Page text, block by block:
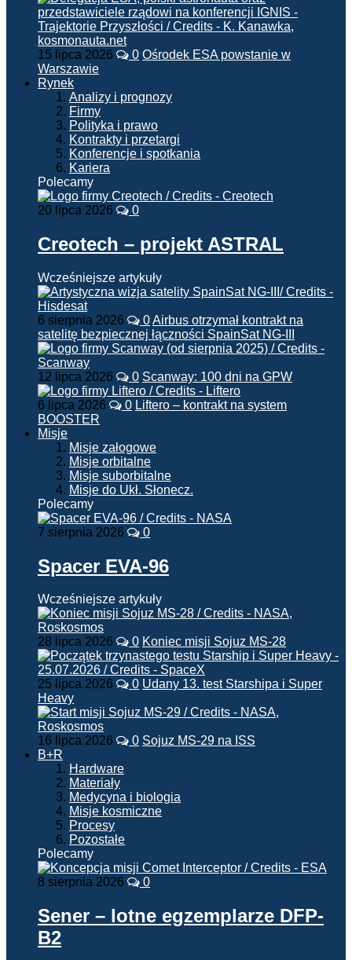
15 lipca 2026 0 Ośrodek ESA powstanie w
Warszawie
Rynek
Analizy i prognozy
Firmy
Polityka i prawo
Kontrakty i przetargi
Konferencje i spotkania
Kariera
Polecamy
20 lipca 2026 0
Creotech – projekt ASTRAL
Wcześniejsze artykuły
6 sierpnia 2026 0Airbus otrzymał kontrakt na
satelitę bezpiecznej łączności SpainSat NG-III
12 lipca 2026 0 Scanway: 100 dni na GPW
6 lipca 2026 0 Liftero – kontrakt na system
BOOSTER
Misje
Misje załogowe
Misje orbitalne
Misje suborbitalne
Misje do Ukł. Słonecz.
Polecamy
7 sierpnia 2026 0
Spacer EVA-96
Wcześniejsze artykuły
28 lipca 2026 0 Koniec misji Sojuz MS-28
25 lipca 2026 0 Udany 13. test Starshipa i Super
Heavy
16 lipca 2026 0 Sojuz MS-29 na ISS
B+R
Hardware
Materiały
Medycyna i biologia
Misje kosmiczne
Procesy
Pozostałe
Polecamy
8 sierpnia 2026 0
Sener – lotne egzemplarze DFP-
B2